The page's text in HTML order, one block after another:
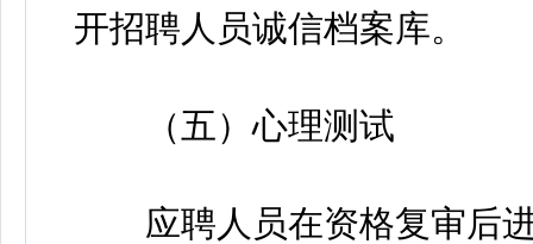
开招聘人员诚信档案库。
（五）心理测试
应聘人员在资格复审后进